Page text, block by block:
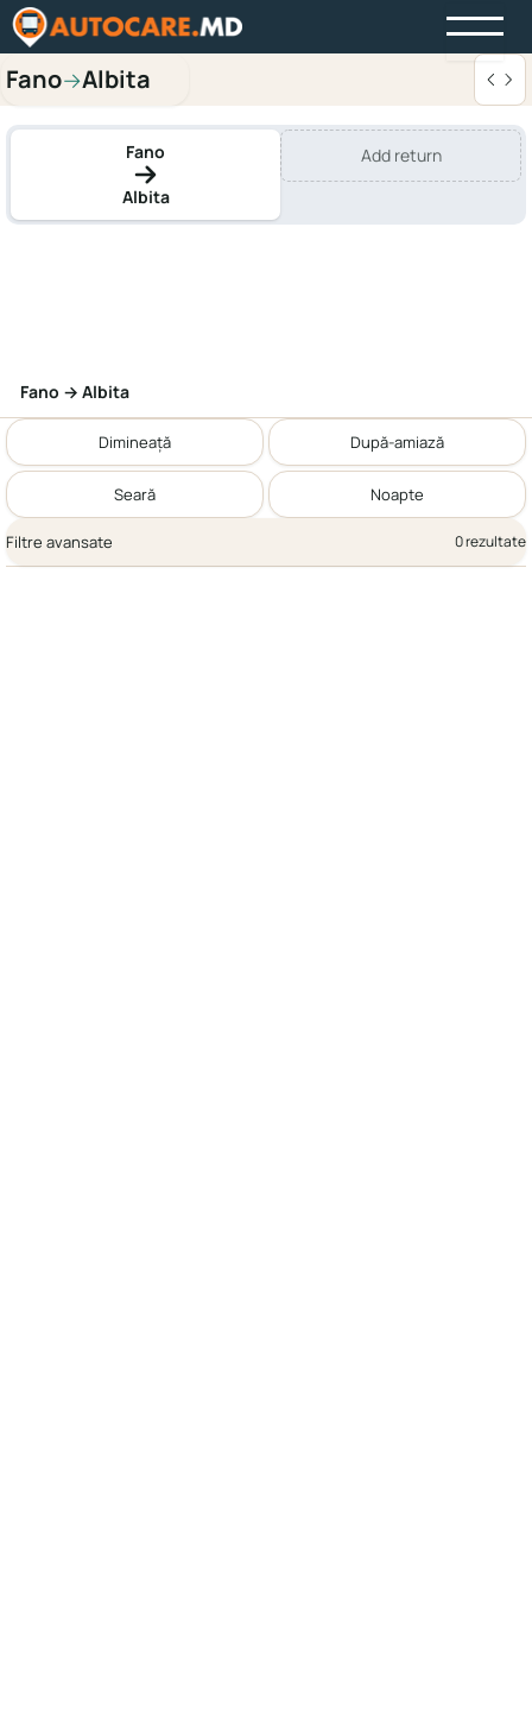
Fano→Albita
Fano
Albita
Add return
Fano → Albita
Dimineață După-amiază
Seară Noapte
Filtre avansate 0 rezultate